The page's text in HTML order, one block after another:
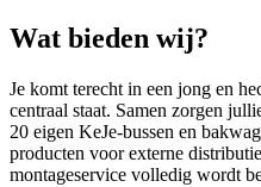
Wat bieden wij?
Je komt terecht in een jong en
centraal staat. Samen zorgen
20 eigen KeJe-bussen en
producten voor externe
montageservice volledig wordt